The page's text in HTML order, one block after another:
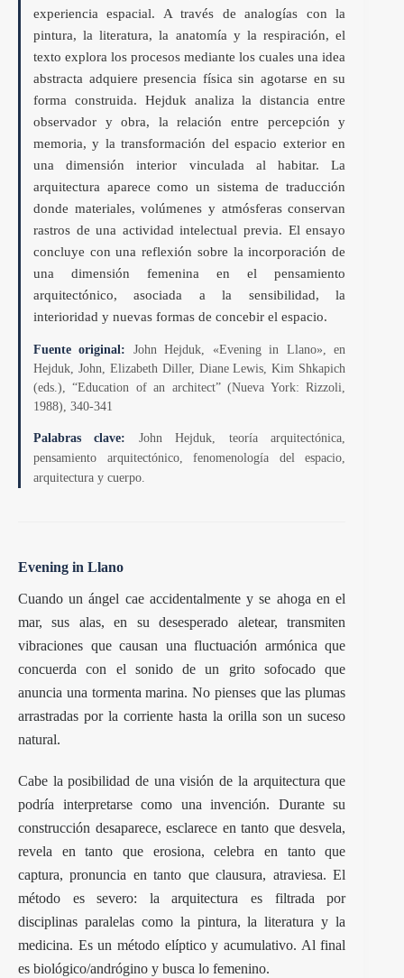
experiencia espacial. A través de analogías con la
pintura, la literatura, la anatomía y la respiración, el
texto explora los procesos mediante los cuales una idea
abstracta adquiere presencia física sin agotarse en su
forma construida. Hejduk analiza la distancia entre
observador y obra, la relación entre percepción y
memoria, y la transformación del espacio exterior en
una dimensión interior vinculada al habitar. La
arquitectura aparece como un sistema de traducción
donde materiales, volúmenes y atmósferas conservan
rastros de una actividad intelectual previa. El ensayo
concluye con una reflexión sobre la incorporación de
una dimensión femenina en el pensamiento
arquitectónico, asociada a la sensibilidad, la
interioridad y nuevas formas de concebir el espacio.
Fuente original: John Hejduk, «Evening in Llano», en
Hejduk, John, Elizabeth Diller, Diane Lewis, Kim Shkapich
(eds.), “Education of an architect” (Nueva York: Rizzoli,
1988), 340-341
Palabras clave: John Hejduk, teoría arquitectónica,
pensamiento arquitectónico, fenomenología del espacio,
arquitectura y cuerpo.
Evening in Llano
Cuando un ángel cae accidentalmente y se ahoga en el
mar, sus alas, en su desesperado aletear, transmiten
vibraciones que causan una fluctuación armónica que
concuerda con el sonido de un grito sofocado que
anuncia una tormenta marina. No pienses que las plumas
arrastradas por la corriente hasta la orilla son un suceso
natural.
Cabe la posibilidad de una visión de la arquitectura que
podría interpretarse como una invención. Durante su
construcción desaparece, esclarece en tanto que desvela,
revela en tanto que erosiona, celebra en tanto que
captura, pronuncia en tanto que clausura, atraviesa. El
método es severo: la arquitectura es filtrada por
disciplinas paralelas como la pintura, la literatura y la
medicina. Es un método elíptico y acumulativo. Al final
es biológico/andrógino y busca lo femenino.